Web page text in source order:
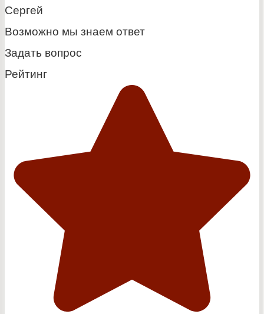
Сергей
Возможно мы знаем ответ
Задать вопрос
Рейтинг